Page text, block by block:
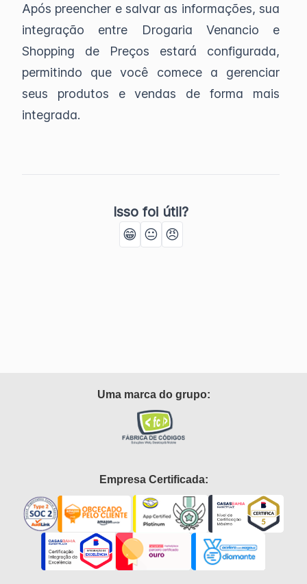
Após preencher e salvar as informações, sua
integração entre Drogaria Venancio e
Shopping de Preços estará configurada,
permitindo que você comece a gerenciar
seus produtos e vendas de forma mais
integrada.
Isso foi útil?
😁 😐 😠
Uma marca do grupo:
Empresa Certificada: